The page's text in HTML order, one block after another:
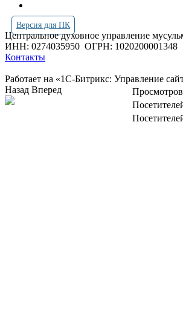
Версия для ПК
Центральное духовное управление
ИНН: 0274035950 ОГРН: 1020200001348
Контакты
Работает на «1С-Битрикс: Управление
Просмотров
Назад Вперед